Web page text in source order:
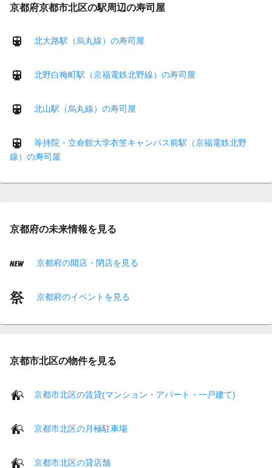
京都府京都市北区の駅周辺の寿司屋
北大路駅（烏丸線）の寿司屋
北野白梅町駅（京福電鉄北野線）の寿司屋
北山駅（烏丸線）の寿司屋
等持院・立命館大学衣笠キャンパス前駅（京福電鉄北野
線）の寿司屋
京都府の未来情報を見る
京都府の開店・閉店を見る
京都府のイベントを見る
京都市北区の物件を見る
京都市北区の賃貸(マンション・アパート・一戸建て)
京都市北区の月極駐車場
京都市北区の貸店舗